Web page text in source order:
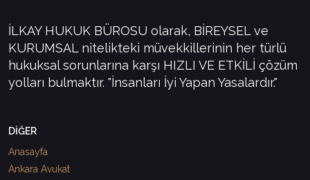
İLKAY HUKUK BÜROSU olarak, BİREYSEL ve
KURUMSAL nitelikteki müvekkillerinin her türlü
hukuksal sorunlarına karşı HIZLI VE ETKİLİ çözüm
yolları bulmaktır. "İnsanları İyi Yapan Yasalardır."
DİĞER
Anasayfa
Ankara Avukat